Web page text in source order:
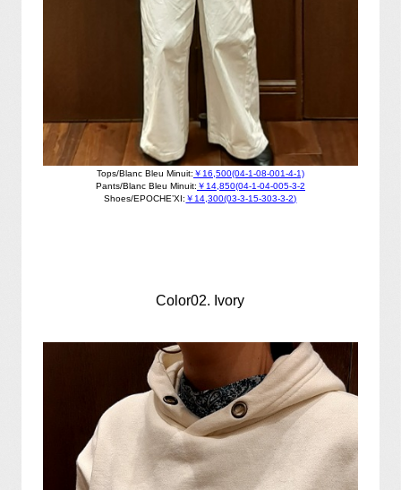
Tops/Blanc Bleu Minuit: ￥16,500(04-1-08-001-4-1)
Pants/Blanc Bleu Minuit: ￥14,850(04-1-04-005-3-2
Shoes/EPOCHE’XI: ￥14,300(03-3-15-303-3-2)
Color02. Ivory